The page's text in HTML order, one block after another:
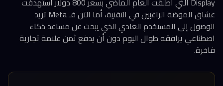
عشاق الموضة الراغبين في التقنية، أما الآن فـ Meta تريد
الوصول إلى المستخدم العادي الذي يبحث عن مساعد ذكاء
اصطناعي يرافقه طوال اليوم دون أن يدفع ثمن علامة تجارية
فاخرة.